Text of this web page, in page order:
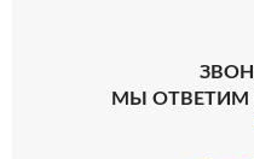
МЫ ОТВЕТИМ